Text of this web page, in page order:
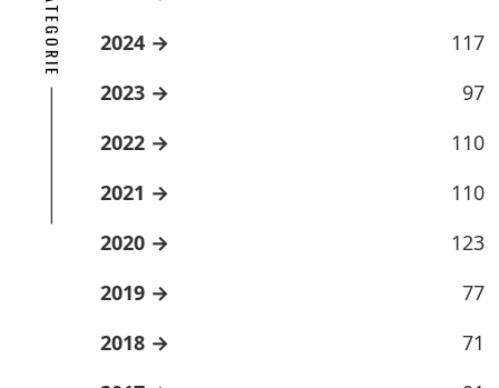
2024
117
2023
97
2022
110
2021
110
2020
123
2019
77
2018
71